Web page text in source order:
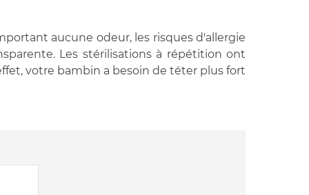
aucune odeur, les risques d'allergie
Les stérilisations à répétition ont
votre bambin a besoin de téter plus fort